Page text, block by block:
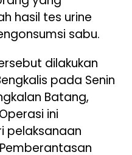
hasil tes urine
sabu.
dilakukan
pada Senin
Batang,
ini
pelaksanaan